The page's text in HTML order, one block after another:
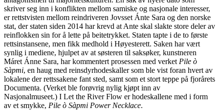
skriver seg inn i konflikten mellom samiske og nasjonale interesser,
er rettstvisten mellom reindriveren Jovsset Ánte Sara og den norske
stat, der staten siden 2014 har krevd at Ante skal slakte store deler av
reinflokken sin for å lette på beitetrykket. Staten tapte i de to første
rettsinstansene, men fikk medhold i Høyesterett. Saken har vært
synlig i mediene, hjulpet av at søsteren til saksøker, kunstneren
Máret Ánne Sara, har kommentert prosessen med verket Pile ò
Sàpmi, en haug med reinsdyrhodeskaller som ble vist foran hvert av
lokalene der rettssakene fant sted, samt som et stort teppe på fjorårets
Documenta. (Verket ble forøvrig nylig kjøpt inn av
Nasjonalmuseet.) I Let the River Flow er hodeskallene med i form
av et smykke, Pile ò Sàpmi Power Necklace.